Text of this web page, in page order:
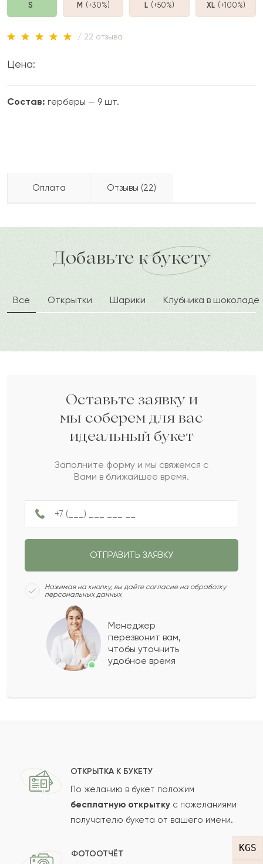
KGS
S M (+30%) L (+50%) XL (+100%)
/ 22 отзыва
Цена:
Состав: герберы — 9 шт.
Оплата Отзывы (22)
доставка по городу в течение часа
Е 2022-09-29
Ердаулет
2022-06-05
Д 2022-04-27
Диодора
Э 2022-02-01
Эраст
2021-12-14
Елеазар
Таттибала
Зинаида
М Мелисса
Данара
Показать еще
Ваш e-mail
Отзыв
Добавьте к букету
Все Открытки Шарики Клубника в шоколаде
Оставьте заявку и
мы соберем для вас
идеальный букет
Заполните форму и мы свяжемся с
Вами в ближайшее время.
ОТПРАВИТЬ ЗАЯВКУ
Нажимая на кнопку, вы даёте согласие на обработку
персональных данных
Менеджер
перезвонит вам,
чтобы уточнить
удобное время
ОТКРЫТКА К БУКЕТУ
По желанию в букет положим
бесплатную открытку с пожеланиями
получателю букета от вашего имени.
ФОТООТЧЁТ